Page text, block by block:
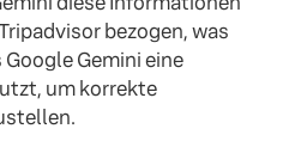
bezogen, was
Gemini eine
um korrekte